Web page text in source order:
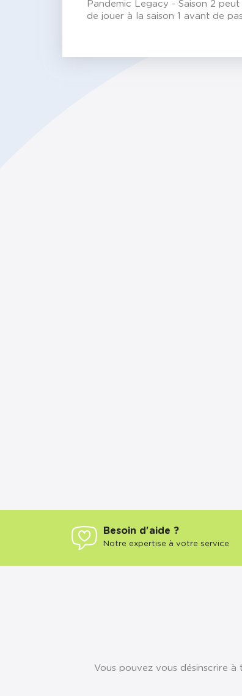
Pandemic Legacy - Saison 2
de jouer à la saison 1 avant de
Besoin d'aide ?
Notre expertise à votre service
Vous pouvez vous désinscrire